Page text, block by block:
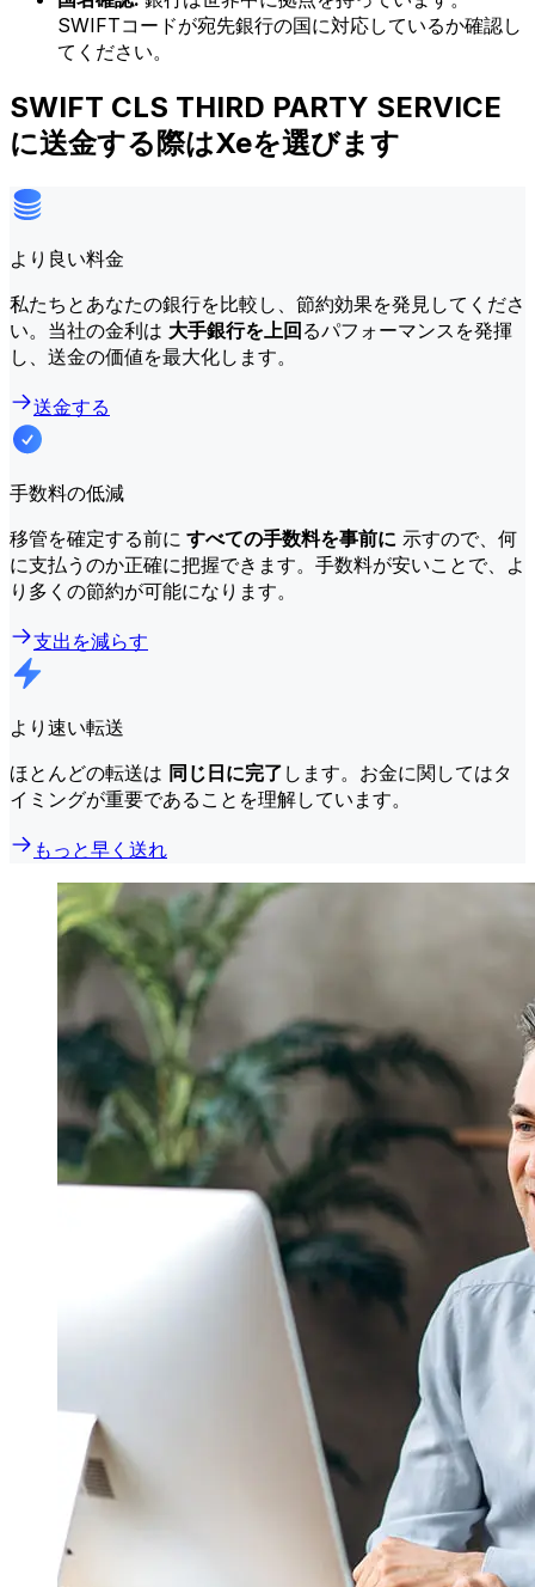
SWIFTコードが宛先銀行の国に対応しているか確認し
てください。
SWIFT CLS THIRD PARTY SERVICE
に送金する際はXeを選びます
より良い料金
私たちとあなたの銀行を比較し、節約効果を発見してくださ
い。当社の金利は 大手銀行を上回るパフォーマンスを発揮
し、送金の価値を最大化します。
送金する
手数料の低減
移管を確定する前に すべての手数料を事前に 示すので、何
に支払うのか正確に把握できます。手数料が安いことで、よ
り多くの節約が可能になります。
支出を減らす
より速い転送
ほとんどの転送は 同じ日に完了 します。お金に関してはタ
イミングが重要であることを理解しています。
もっと早く送れ